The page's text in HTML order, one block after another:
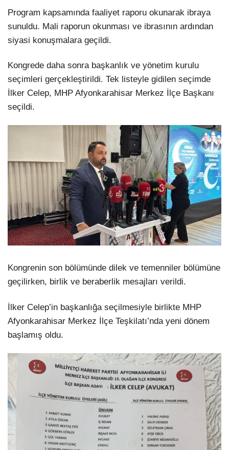
Program kapsamında faaliyet raporu okunarak ibraya
sunuldu. Mali raporun okunması ve ibrasının ardından
siyasi konuşmalara geçildi.
Kongrede daha sonra başkanlık ve yönetim kurulu
seçimleri gerçekleştirildi. Tek listeyle gidilen seçimde
İlker Celep, MHP Afyonkarahisar Merkez İlçe Başkanı
seçildi.
Kongrenin son bölümünde dilek ve temenniler bölümüne
geçilirken, birlik ve beraberlik mesajları verildi.
İlker Celep’in başkanlığa seçilmesiyle birlikte MHP
Afyonkarahisar Merkez İlçe Teşkilatı’nda yeni dönem
başlamış oldu.